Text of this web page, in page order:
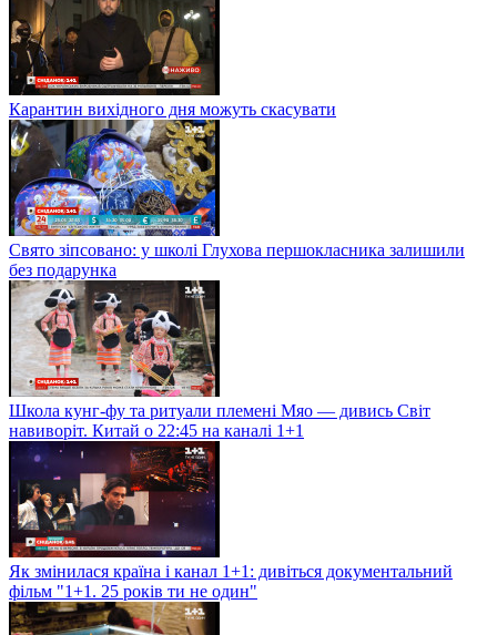
Карантин вихідного дня можуть скасувати
Свято зіпсовано: у школі Глухова першокласника залишили
без подарунка
Школа кунг-фу та ритуали племені Мяо — дивись Світ
навиворіт. Китай о 22:45 на каналі 1+1
Як змінилася країна і канал 1+1: дивіться документальний
фільм "1+1. 25 років ти не один"